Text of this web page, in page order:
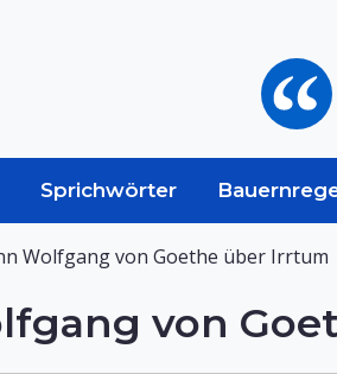
Sprichwörter
Wolfgang von Goethe über Irrtum
von